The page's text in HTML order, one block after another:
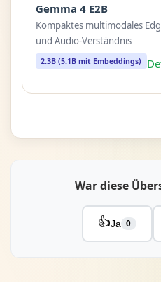
Gemma 4 E2B
Kompaktes multimodales
und Audio-Verständnis
2.3B (5.1B mit Embeddings)
War diese
👍Ja 0